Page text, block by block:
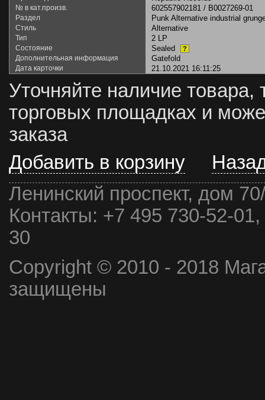
№ в кат.произв. 602557902181 / B0027269-01
Раздел Punk Alternative industrial
Стиль Alternative
Тип 2 LP
Состояние Sealed ?
Дополнительная информация Gatefold
Дата карточки 21.10.2021 16:11:25
Уточняйте наличие товара,
торговых площадках и
заказа
Добавить в корзину
Ленинский проспект, дом
Контакты: +7 495 730-52-
30
Copyright © 2010 - 2018
защищены